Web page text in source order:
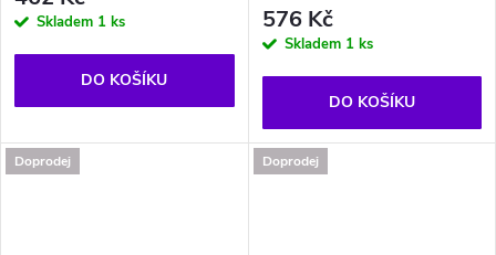
Skladem 1 ks
DO KOŠÍKU
576 Kč
Skladem 1 ks
DO KOŠÍKU
Doprodej Doprodej